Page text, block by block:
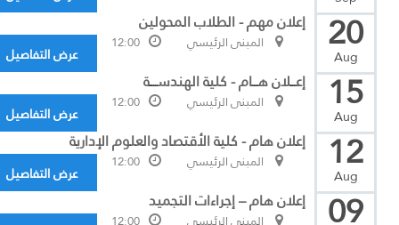
20
Aug
إعلان مهم - الطلاب المحولين
المبنى الرئيسي 12:00
عرض التفاصيل
15
Aug
إعـــلان هـــام - كلية الهندســــة
المبنى الرئيسي 12:00
عرض التفاصيل
12
Aug
إعلان هام - كلية الأقتصاد والعلوم الإدارية
المبنى الرئيسي 12:00
عرض التفاصيل
09 إعلان هام – إجراءات التجميد
المبنى الرئيسي 12:00